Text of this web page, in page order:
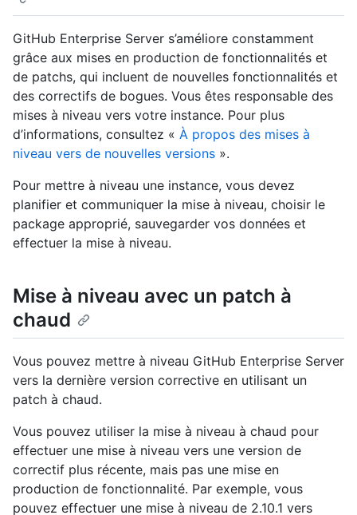
GitHub Enterprise Server s’améliore constamment
grâce aux mises en production de fonctionnalités et
de patchs, qui incluent de nouvelles fonctionnalités et
des correctifs de bogues. Vous êtes responsable des
mises à niveau vers votre instance. Pour plus
d’informations, consultez « À propos des mises à
niveau vers de nouvelles versions ».
Pour mettre à niveau une instance, vous devez
planifier et communiquer la mise à niveau, choisir le
package approprié, sauvegarder vos données et
effectuer la mise à niveau.
Mise à niveau avec un patch à
chaud
Vous pouvez mettre à niveau GitHub Enterprise Server
vers la dernière version corrective en utilisant un
patch à chaud.
Vous pouvez utiliser la mise à niveau à chaud pour
effectuer une mise à niveau vers une version de
correctif plus récente, mais pas une mise en
production de fonctionnalité. Par exemple, vous
pouvez effectuer une mise à niveau de 2.10.1 vers